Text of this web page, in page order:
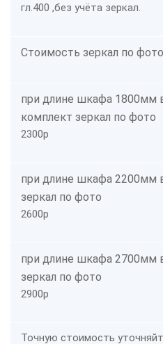
гл.400 ,без учёта зеркал.
Стоимость зеркал по
при длине шкафа 1800мм
комплект зеркал по фото
2300р
при длине шкафа 2200мм
зеркал по фото
2600р
при длине шкафа 2700мм
зеркал по фото
2900р
Точную стоимость